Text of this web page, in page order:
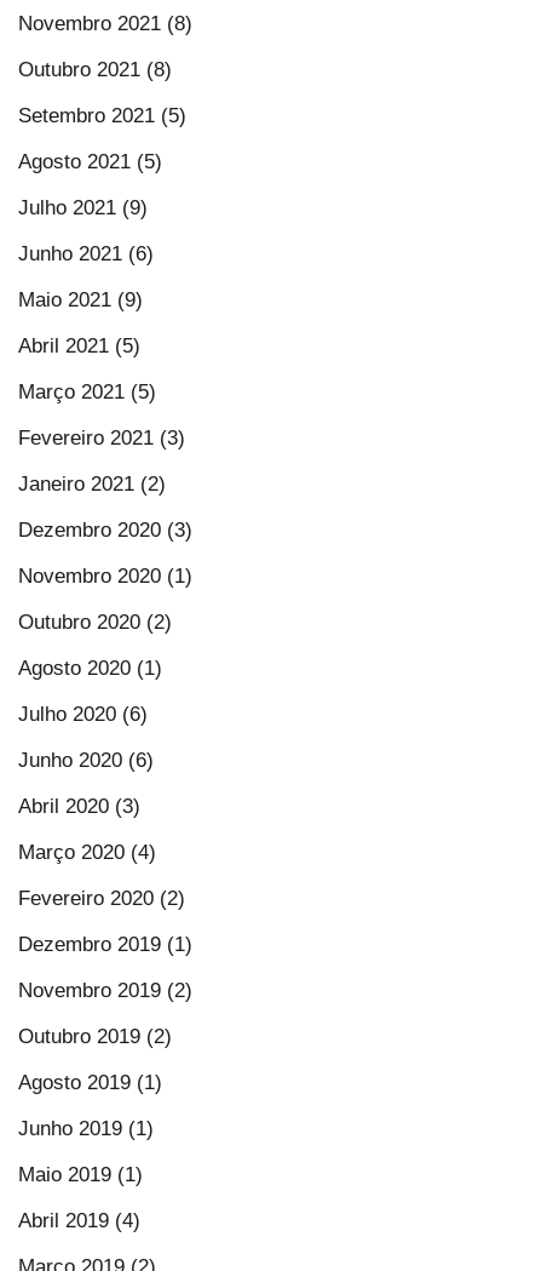
Novembro 2021 (8)
Outubro 2021 (8)
Setembro 2021 (5)
Agosto 2021 (5)
Julho 2021 (9)
Junho 2021 (6)
Maio 2021 (9)
Abril 2021 (5)
Março 2021 (5)
Fevereiro 2021 (3)
Janeiro 2021 (2)
Dezembro 2020 (3)
Novembro 2020 (1)
Outubro 2020 (2)
Agosto 2020 (1)
Julho 2020 (6)
Junho 2020 (6)
Abril 2020 (3)
Março 2020 (4)
Fevereiro 2020 (2)
Dezembro 2019 (1)
Novembro 2019 (2)
Outubro 2019 (2)
Agosto 2019 (1)
Junho 2019 (1)
Maio 2019 (1)
Abril 2019 (4)